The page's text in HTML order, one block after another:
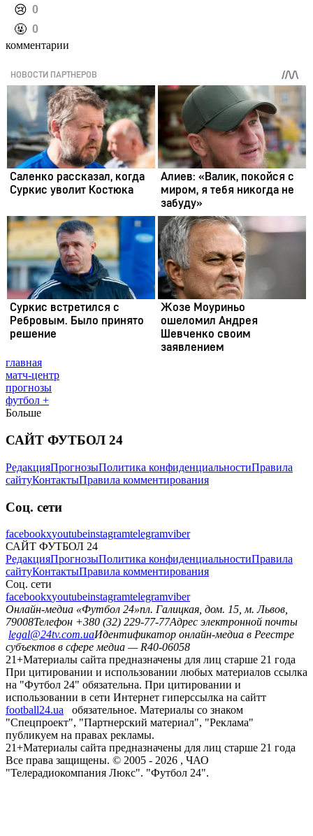
️😢 0
️🤬 0
комментарии
главная
матч-центр
прогнозы
футбол +
Больше
САЙТ ФУТБОЛ 24
РедакцияПрогнозыПолитика конфиденциальностиПравила
сайтуКонтактыПравила комментирования
Соц. сети
facebookxyoutubeinstagramtelegramviber
САЙТ ФУТБОЛ 24
РедакцияПрогнозыПолитика конфиденциальностиПравила
сайтуКонтактыПравила комментирования
Соц. сети
facebookxyoutubeinstagramtelegramviber
Онлайн-медиа «Футбол 24»пл. Галицкая, дом. 15, м. Львов,
79008Телефон +380 (32) 229-77-77Адрес электронной почты
legal@24tv.com.uaИдентификатор онлайн-медиа в Реестре
субъектов в сфере медиа — R40-06058
21+Материалы сайта предназначены для лиц старше 21 года
При цитировании и использовании любых материалов ссылка
на "Футбол 24" обязательна. При цитировании и
использовании в сети Интернет гиперссылка на сайтт
football24.ua
обязательное. Материалы со знаком
"Спецпроект", "Партнерский материал", "Реклама"
публикуем на правах рекламы.
21+Материалы сайта предназначены для лиц старше 21 года
Все права защищены. © 2005 - 2026 , ЧАО
"Телерадиокомпания Люкс". "Футбол 24".